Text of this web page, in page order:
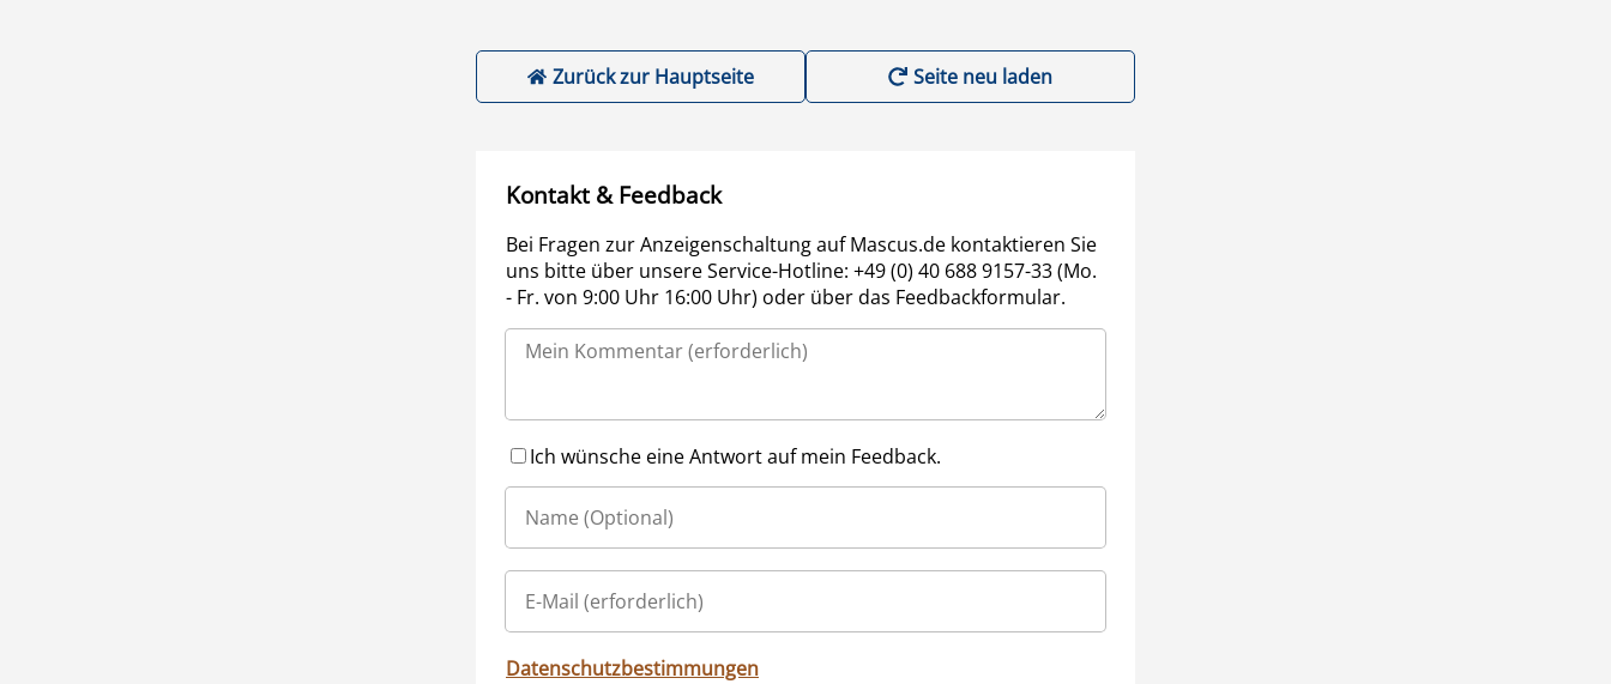
Zurück zur Hauptseite Seite neu laden
Kontakt & Feedback
Bei Fragen zur Anzeigenschaltung auf Mascus.de kontaktieren Sie
uns bitte über unsere Service-Hotline: +49 (0) 40 688 9157-33 (Mo.
- Fr. von 9:00 Uhr 16:00 Uhr) oder über das Feedbackformular.
Ich wünsche eine Antwort auf mein Feedback.
Datenschutzbestimmungen